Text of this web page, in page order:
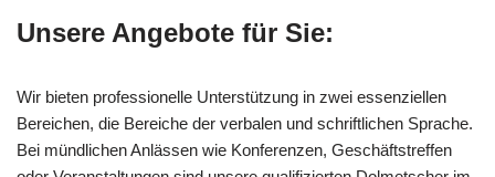
Unsere Angebote für Sie:
Wir bieten professionelle Unterstützung in zwei essenziellen
Bereichen, die Bereiche der verbalen und schriftlichen Sprache.
Bei mündlichen Anlässen wie Konferenzen, Geschäftstreffen